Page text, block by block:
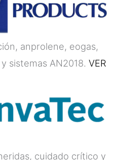
anprolene, eogas,
sistemas AN2018. VER
cuidado crítico y